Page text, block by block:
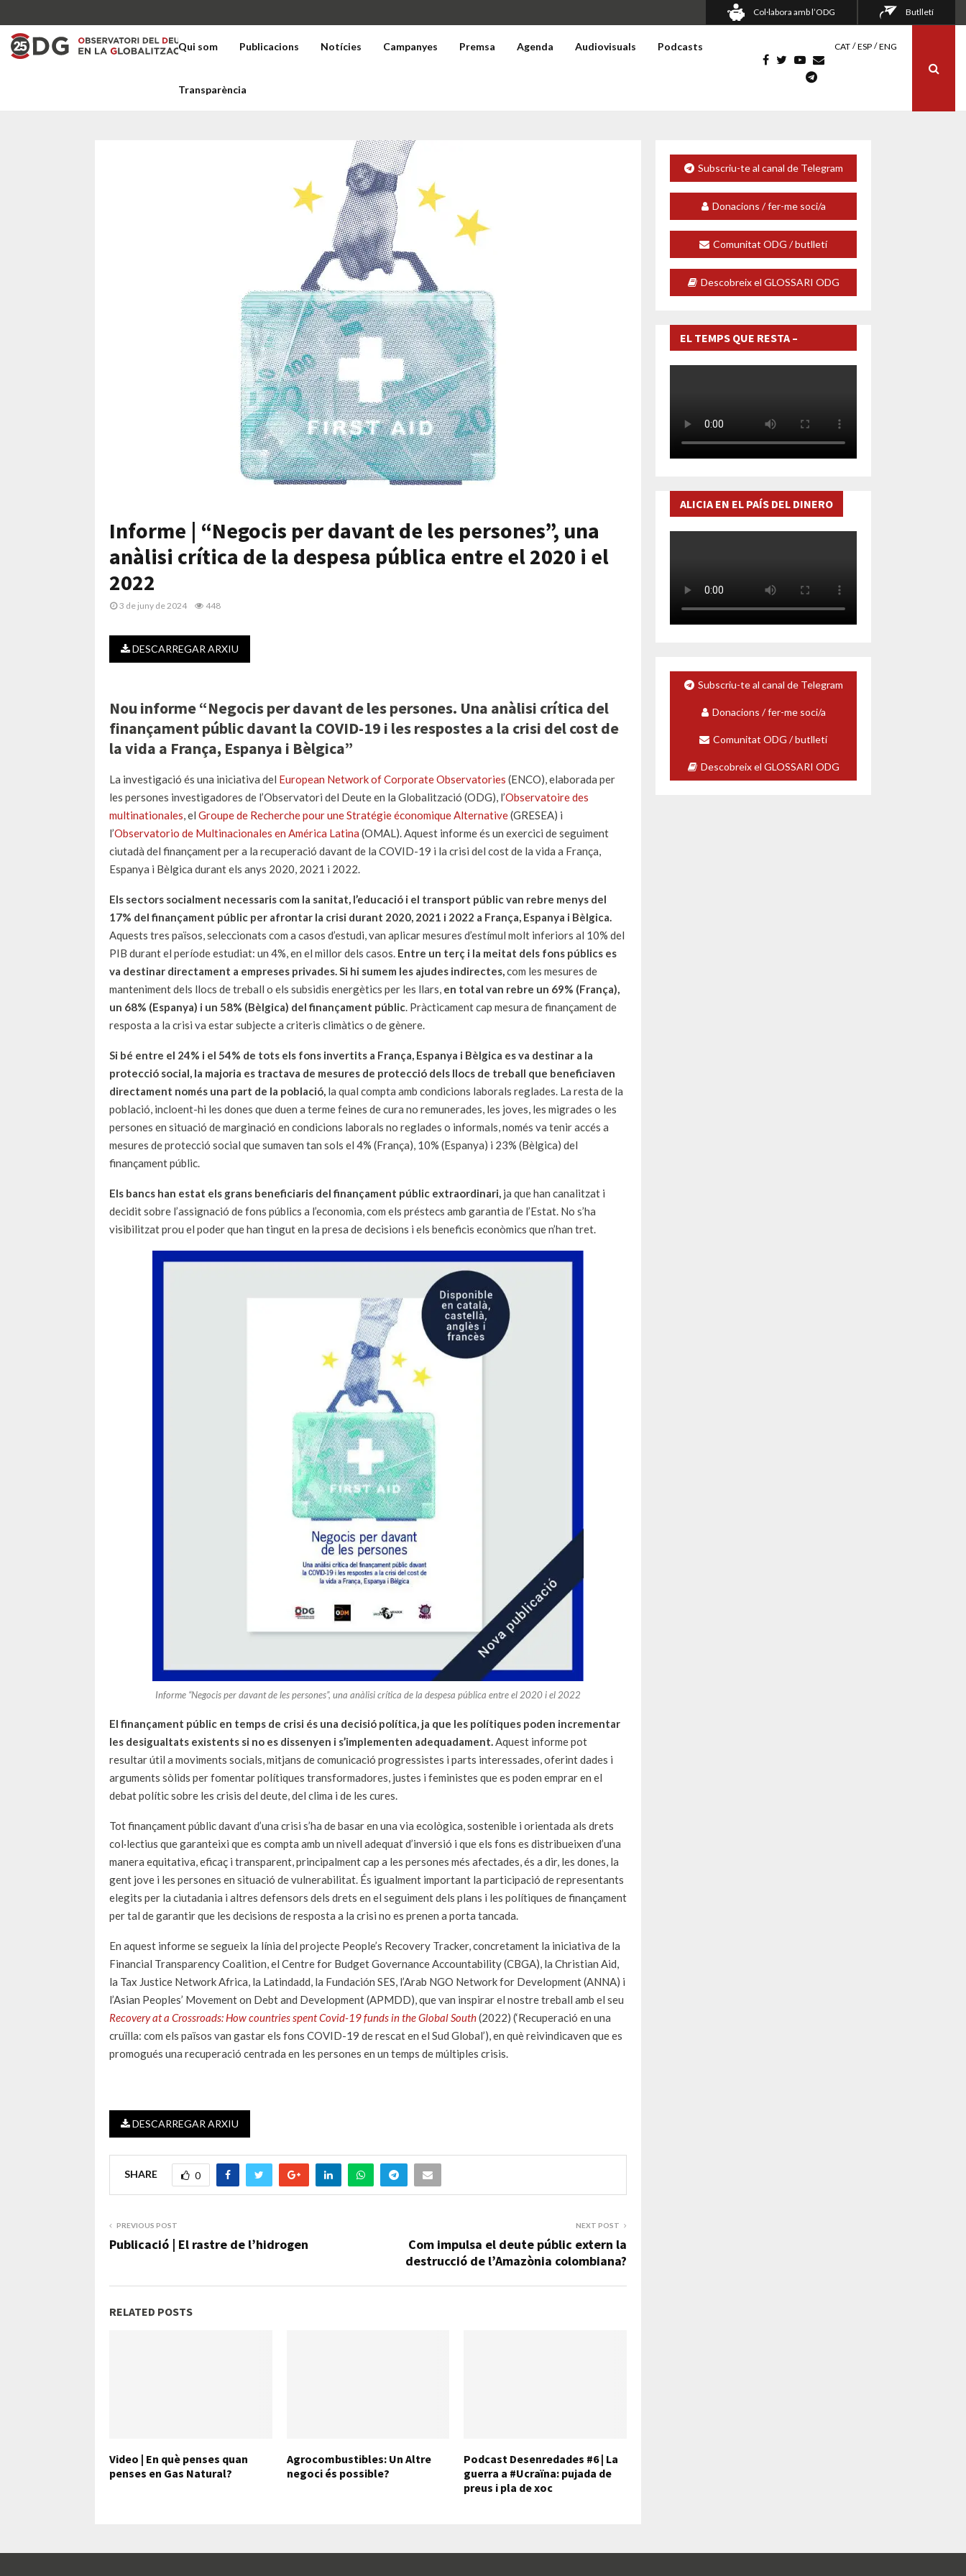
Col·labora amb l’ODG Butlletí
Qui som Publicacions Notícies Campanyes Premsa Agenda Audiovisuals Podcasts
Transparència
CAT ESP ENG
Informe | “Negocis per davant de les persones”, una
anàlisi crítica de la despesa pública entre el 2020 i el
2022
3 de juny de 2024 448
DESCARREGAR ARXIU
Nou informe “Negocis per davant de les persones. Una anàlisi crítica del
finançament públic davant la COVID-19 i les respostes a la crisi del cost de
la vida a França, Espanya i Bèlgica”
La investigació és una iniciativa del European Network of Corporate Observatories (ENCO), elaborada per
les persones investigadores de l’Observatori del Deute en la Globalització (ODG), l’Observatoire des
multinationales , el Groupe de Recherche pour une Stratégie économique Alternative(GRESEA) i
l’Observatorio de Multinacionales en América Latina (OMAL). Aquest informe és un exercici de seguiment
ciutadà del finançament per a la recuperació davant de la COVID-19 i la crisi del cost de la vida a França,
Espanya i Bèlgica durant els anys 2020, 2021 i 2022.
Els sectors socialment necessaris com la sanitat, l’educació i el transport públic van rebre menys del
17% del finançament públic per afrontar la crisi durant 2020, 2021 i 2022 a França, Espanya i Bèlgica.
Aquests tres països, seleccionats com a casos d’estudi, van aplicar mesures d’estímul molt inferiors al 10% del
PIB durant el període estudiat: un 4%, en el millor dels casos. Entre un terç i la meitat dels fons públics es
va destinar directament a empreses privades. Si hi sumem les ajudes indirectes, com les mesures de
manteniment dels llocs de treball o els subsidis energètics per les llars, en total van rebre un 69% (França),
un 68% (Espanya) i un 58% (Bèlgica) del finançament públic . Pràcticament cap mesura de finançament de
resposta a la crisi va estar subjecte a criteris climàtics o de gènere.
Si bé entre el 24% i el 54% de tots els fons invertits a França, Espanya i Bèlgica es va destinar a la
protecció social, la majoria es tractava de mesures de protecció dels llocs de treball que beneficiaven
directament només una part de la població, la qual compta amb condicions laborals reglades. La resta de la
població, incloent-hi les dones que duen a terme feines de cura no remunerades, les joves, les migrades o les
persones en situació de marginació en condicions laborals no reglades o informals, només va tenir accés a
mesures de protecció social que sumaven tan sols el 4% (França), 10% (Espanya) i 23% (Bèlgica) del
finançament públic.
Els bancs han estat els grans beneficiaris del finançament públic extraordinari, ja que han canalitzat i
decidit sobre l’assignació de fons públics a l’economia, com els préstecs amb garantia de l’Estat. No s’ha
visibilitzat prou el poder que han tingut en la presa de decisions i els beneficis econòmics que n’han tret.
Informe “Negocis per davant de les persones”, una anàlisi crítica de la despesa pública entre el 2020 i el 2022
El finançament públic en temps de crisi és una decisió política, ja que les polítiques poden incrementar
les desigualtats existents si no es dissenyen i s’implementen adequadament.Aquest informe pot
resultar útil a moviments socials, mitjans de comunicació progressistes i parts interessades, oferint dades i
arguments sòlids per fomentar polítiques transformadores, justes i feministes que es poden emprar en el
debat polític sobre les crisis del deute, del clima i de les cures.
Tot finançament públic davant d’una crisi s’ha de basar en una via ecològica, sostenible i orientada als drets
col·lectius que garanteixi que es compta amb un nivell adequat d’inversió i que els fons es distribueixen d’una
manera equitativa, eficaç i transparent, principalment cap a les persones més afectades, és a dir, les dones, la
gent jove i les persones en situació de vulnerabilitat. És igualment important la participació de representants
elegits per la ciutadania i altres defensors dels drets en el seguiment dels plans i les polítiques de finançament
per tal de garantir que les decisions de resposta a la crisi no es prenen a porta tancada.
En aquest informe se segueix la línia del projecte People’s Recovery Tracker, concretament la iniciativa de la
Financial Transparency Coalition, el Centre for Budget Governance Accountability (CBGA), la Christian Aid,
la Tax Justice Network Africa, la Latindadd, la Fundación SES, l’Arab NGO Network for Development (ANNA) i
l’Asian Peoples’ Movement on Debt and Development (APMDD), que van inspirar el nostre treball amb el seu
Recovery at a Crossroads: How countries spent Covid-19 funds in the Global South(2022) (‘Recuperació en una
cruïlla: com els països van gastar els fons COVID-19 de rescat en el Sud Global’), en què reivindicaven que es
promogués una recuperació centrada en les persones en un temps de múltiples crisis.
DESCARREGAR ARXIU
SHARE 0
PREVIOUS POST
Publicació | El rastre de l’hidrogen
NEXT POST
Com impulsa el deute públic extern la
destrucció de l’Amazònia colombiana?
RELATED POSTS
Video | En què penses quan
penses en Gas Natural?
Agrocombustibles: Un Altre
negoci és possible?
Podcast Desenredades #6 | La
guerra a #Ucraïna: pujada de
preus i pla de xoc
Subscriu-te al canal de Telegram
Donacions / fer-me soci/a
Comunitat ODG / butlletí
Descobreix el GLOSSARI ODG
EL TEMPS QUE RESTA –
DOCUMENTAL
ALICIA EN EL PAÍS DEL DINERO
Subscriu-te al canal de Telegram
Donacions / fer-me soci/a
Comunitat ODG / butlletí
Descobreix el GLOSSARI ODG